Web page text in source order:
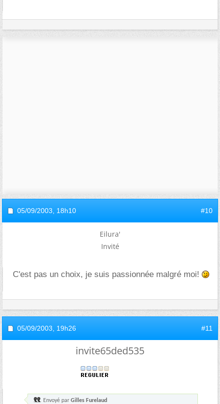
05/09/2003, 18h10 #10
Eilura'
Invité
C'est pas un choix, je suis passionnée malgré moi!
05/09/2003, 19h26 #11
invite65ded535
Envoyé par Gilles Furelaud